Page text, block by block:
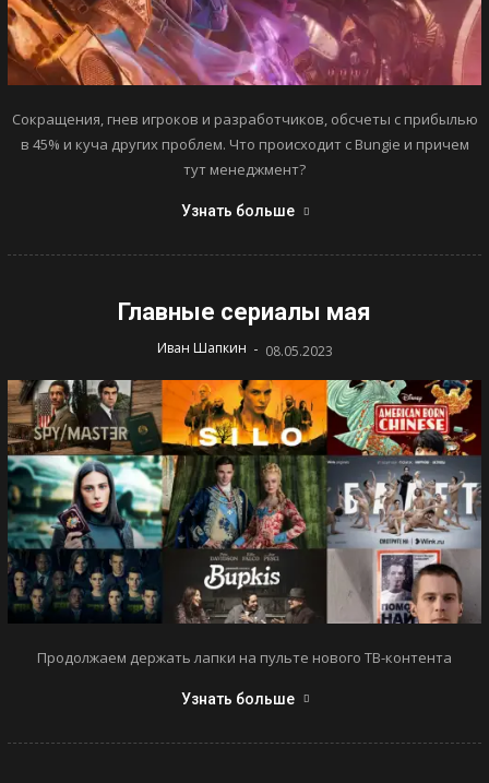
Сокращения, гнев игроков и разработчиков, обсчеты с прибылью
в 45% и куча других проблем. Что происходит с Bungie и причем
тут менеджмент?
Узнать больше
Главные сериалы мая
Иван Шапкин - 08.05.2023
Продолжаем держать лапки на пульте нового ТВ-контента
Узнать больше